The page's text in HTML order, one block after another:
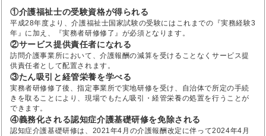
①介護福祉士の受験資格が得られる
平成28年度より、介護福祉士国家試験の受験にはこれまでの『実務経験3
年』に加え、『実務者研修修了』が必須となります。
②サービス提供責任者になれる
訪問介護事業所において、介護報酬の減算を受けることなくサービス提
供責任者として配置されます。
③たん吸引と経管栄養を学べる
実務者研修修了後、指定事業所で実地研修を受け、自治体で所定の手続
きを取ることにより、現場でもたん吸引・経管栄養の処置を行うことが
できます。
④義務化される認知症介護基礎研修を免除される
認知症介護基礎研修は、2021年4月の介護報酬改定に伴って2024年4月